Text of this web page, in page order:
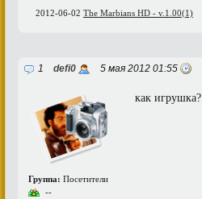
2012-06-02 The Marbians HD - v.1.00(1)
1 defi0 5 мая 2012 01:55
Группа: Посетители
--
как игрушка?